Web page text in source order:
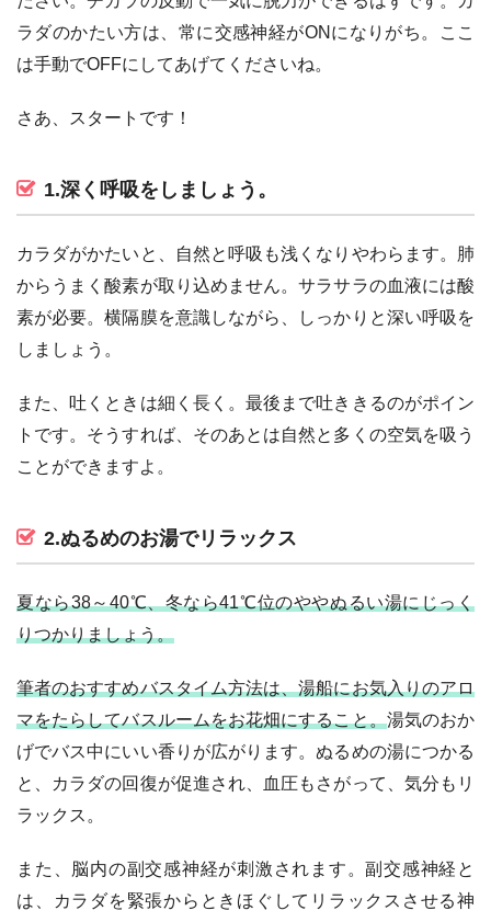
ラダのかたい方は、常に交感神経がONになりがち。ここ
は手動でOFFにしてあげてくださいね。
さあ、スタートです！
1.深く呼吸をしましょう。
カラダがかたいと、自然と呼吸も浅くなりやわらます。肺
からうまく酸素が取り込めません。サラサラの血液には酸
素が必要。横隔膜を意識しながら、しっかりと深い呼吸を
しましょう。
また、吐くときは細く長く。最後まで吐ききるのがポイン
トです。そうすれば、そのあとは自然と多くの空気を吸う
ことができますよ。
2.ぬるめのお湯でリラックス
夏なら38～40℃、冬なら41℃位のややぬるい湯にじっく
りつかりましょう。
筆者のおすすめバスタイム方法は、湯船にお気入りのアロ
マをたらしてバスルームをお花畑にすること。湯気のおか
げでバス中にいい香りが広がります。ぬるめの湯につかる
と、カラダの回復が促進され、血圧もさがって、気分もリ
ラックス。
また、脳内の副交感神経が刺激されます。副交感神経と
は、カラダを緊張からときほぐしてリラックスさせる神